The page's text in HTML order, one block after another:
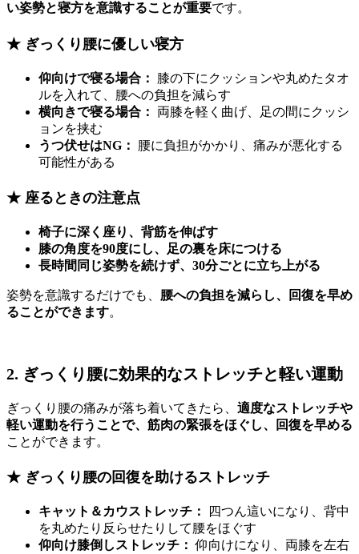
い姿勢と寝方を意識することが重要です。
★ ぎっくり腰に優しい寝方
仰向けで寝る場合：
膝の下にクッションや丸めたタオ
ルを入れて、腰への負担を減らす
横向きで寝る場合：
両膝を軽く曲げ、足の間にクッシ
ョンを挟む
うつ伏せはNG：
腰に負担がかかり、痛みが悪化する
可能性がある
★ 座るときの注意点
椅子に深く座り、背筋を伸ばす
膝の角度を90度にし、足の裏を床につける
長時間同じ姿勢を続けず、30分ごとに立ち上がる
姿勢を意識するだけでも、 腰への負担を減らし、回復を早め
ることができます。
2. ぎっくり腰に効果的なストレッチと軽い運動
ぎっくり腰の痛みが落ち着いてきたら、 適度なストレッチや
軽い運動を行うことで、筋肉の緊張をほぐし、回復を早める
ことができます。
★ ぎっくり腰の回復を助けるストレッチ
キャット＆カウストレッチ：
四つん這いになり、背中
を丸めたり反らせたりして腰をほぐす
仰向け膝倒しストレッチ： 仰向けになり、両膝を左右